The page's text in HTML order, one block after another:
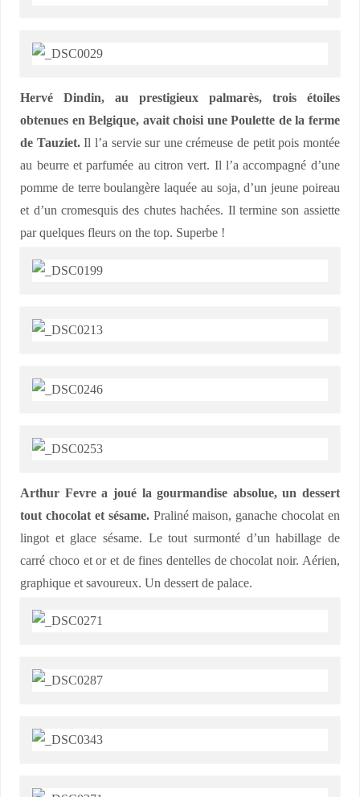
Hervé Dindin, au prestigieux palmarès, trois étoiles
obtenues en Belgique, avait choisi une Poulette de la ferme
de Tauziet.Il l’a servie sur une crémeuse de petit pois montée
au beurre et parfumée au citron vert. Il l’a accompagné d’une
pomme de terre boulangère laquée au soja, d’un jeune poireau
et d’un cromesquis des chutes hachées. Il termine son assiette
par quelques fleurs on the top. Superbe !
Arthur Fevre a joué la gourmandise absolue, un dessert
tout chocolat et sésame. Praliné maison, ganache chocolat en
lingot et glace sésame. Le tout surmonté d’un habillage de
carré choco et or et de fines dentelles de chocolat noir. Aérien,
graphique et savoureux. Un dessert de palace.